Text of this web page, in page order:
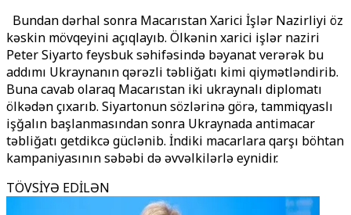
Bundan dərhal sonra Macarıstan Xarici İşlər Nazirliyi öz
kəskin mövqeyini açıqlayıb. Ölkənin xarici işlər naziri
Peter Siyarto feysbuk səhifəsində bəyanat verərək bu
addımı Ukraynanın qərəzli təbliğatı kimi qiymətləndirib.
Buna cavab olaraq Macarıstan iki ukraynalı diplomatı
ölkədən çıxarıb. Siyartonun sözlərinə görə, tammiqyaslı
işğalın başlanmasından sonra Ukraynada antimacar
təbliğatı getdikcə güclənib. İndiki macarlara qarşı böhtan
kampaniyasının səbəbi də əvvəlkilərlə eynidir.
TÖVSİYƏ EDİLƏN